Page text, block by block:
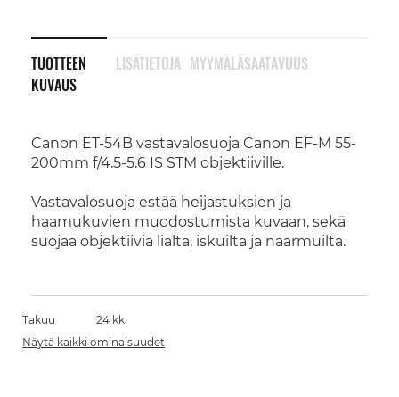
TUOTTEEN
KUVAUS
Canon ET-54B vastavalosuoja Canon EF-M 55-
200mm f/4.5-5.6 IS STM objektiiville.
Vastavalosuoja estää heijastuksien ja
haamukuvien muodostumista kuvaan, sekä
suojaa objektiivia lialta, iskuilta ja naarmuilta.
LISÄTIETOJA MYYMÄLÄSAATAVUUS
Takuu
24 kk
Näytä kaikki ominaisuudet